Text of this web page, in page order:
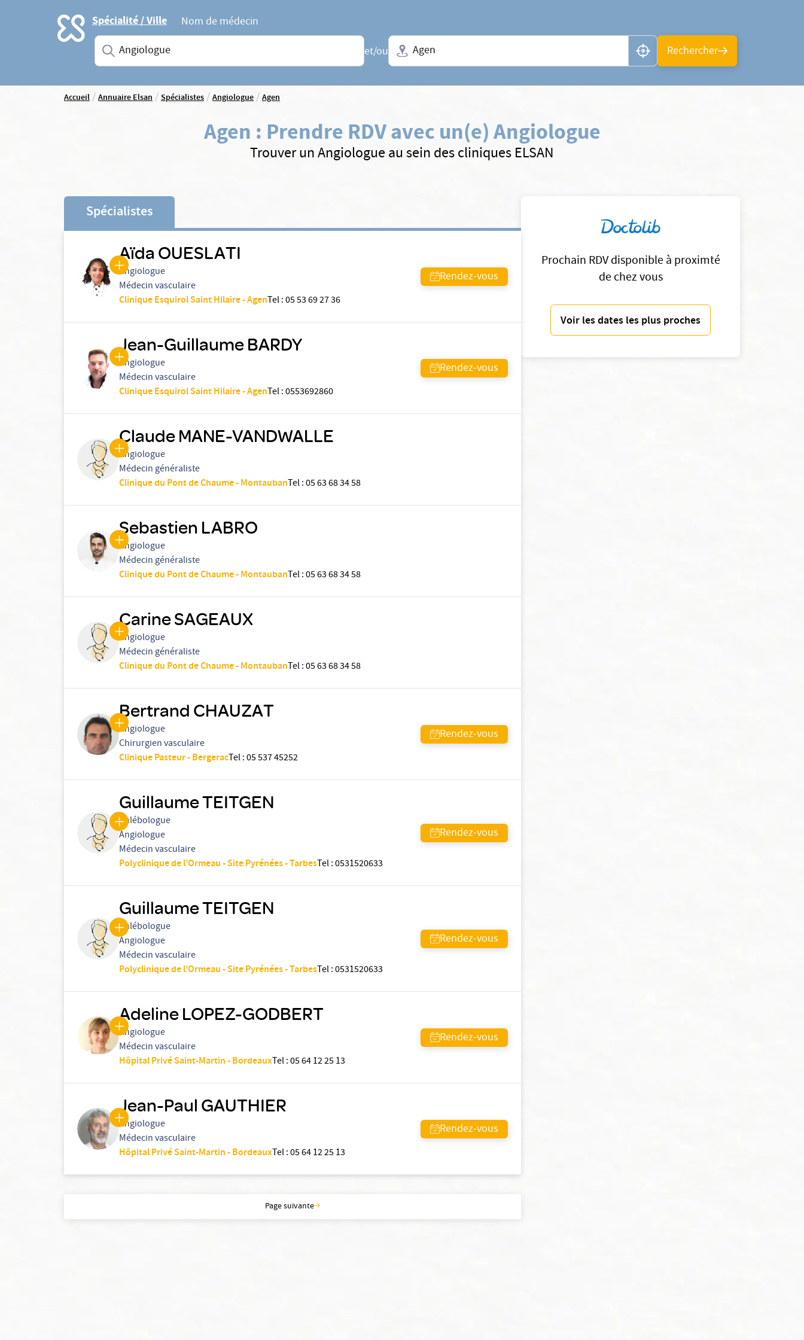
Accueil Spécialité / Ville
Nom de médecin
Saisissez une spécialité ou un service
et/ou
Ville + N° de département, région ou CP
Rechercher
Accueil/Annuaire Elsan/Spécialistes/Angiologue/Agen
Agen : Prendre RDV avec un(e) Angiologue
Trouver un Angiologue au sein des cliniques ELSAN
Prochain RDV disponible à proximté
de chez vous
Voir les dates les plus proches
Spécialistes
Aïda OUESLATI
Angiologue
Médecin vasculaire
Clinique Esquirol Saint Hilaire - AgenTel:05 53 69 27 36
Rendez-vous
Jean-Guillaume BARDY
Angiologue
Médecin vasculaire
Clinique Esquirol Saint Hilaire - AgenTel:0553692860
Rendez-vous
Claude MANE-VANDWALLE
Angiologue
Médecin généraliste
Clinique du Pont de Chaume - MontaubanTel:05 63 68 34 58
Sebastien LABRO
Angiologue
Médecin généraliste
Clinique du Pont de Chaume - MontaubanTel:05 63 68 34 58
Carine SAGEAUX
Angiologue
Médecin généraliste
Clinique du Pont de Chaume - MontaubanTel:05 63 68 34 58
Bertrand CHAUZAT
Angiologue
Chirurgien vasculaire
Clinique Pasteur - BergeracTel:05 537 45252
Rendez-vous
Guillaume TEITGEN
Phlébologue
Angiologue
Médecin vasculaire
Polyclinique de l’Ormeau - Site Pyrénées - TarbesTel:0531520633
Rendez-vous
Guillaume TEITGEN
Phlébologue
Angiologue
Médecin vasculaire
Polyclinique de l’Ormeau - Site Pyrénées - TarbesTel:0531520633
Rendez-vous
Adeline LOPEZ-GODBERT
Angiologue
Médecin vasculaire
Hôpital Privé Saint-Martin - BordeauxTel:05 64 12 25 13
Rendez-vous
Jean-Paul GAUTHIER
Angiologue
Médecin vasculaire
Hôpital Privé Saint-Martin - BordeauxTel:05 64 12 25 13
Rendez-vous
Page suivante